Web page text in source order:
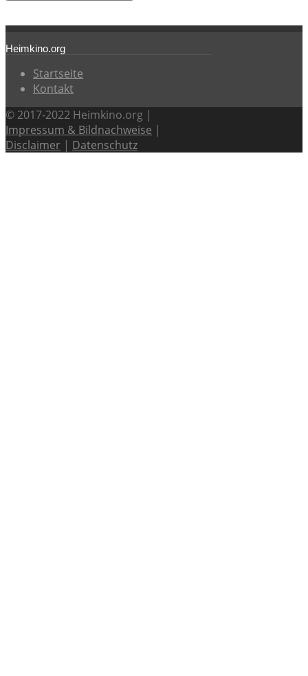
Heimkino.org
Startseite
Kontakt
© 2017-2022 Heimkino.org |
Impressum & Bildnachweise |
Disclaimer | Datenschutz